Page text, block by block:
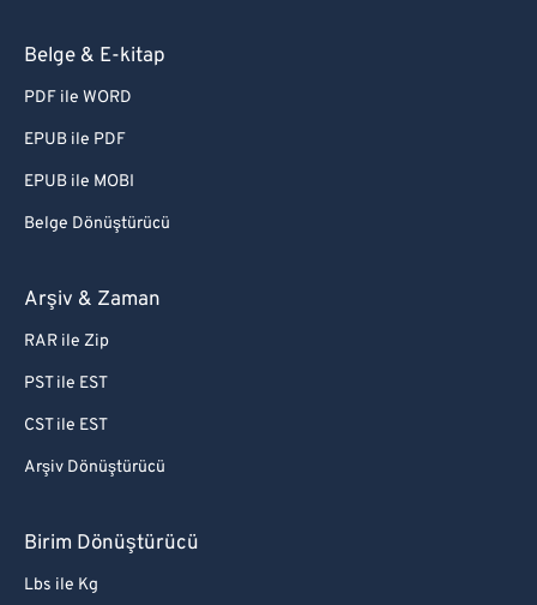
Belge & E-kitap
PDF ile WORD
EPUB ile PDF
EPUB ile MOBI
Belge Dönüştürücü
Arşiv & Zaman
RAR ile Zip
PST ile EST
CST ile EST
Arşiv Dönüştürücü
Birim Dönüştürücü
Lbs ile Kg